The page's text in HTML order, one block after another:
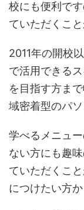
校にも便利で
ていただくこと
2011年の開校
で活用できる
を目指す方ま
域密着型のパソ
学べるメニュ
ない方にも趣
ていただくこ
につけたい方